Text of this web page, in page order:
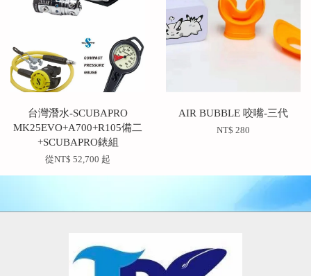
台灣潛水-SCUBAPRO
MK25EVO+A700+R105備二
+SCUBAPRO錶組
從NT$ 52,700 起
AIR BUBBLE 咬嘴-三代
NT$ 280